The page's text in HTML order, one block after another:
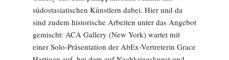
südostasiatischen Künstlern dabei. Hier und da
sind zudem historische Arbeiten unter das Angebot
gemischt: ACA Gallery (New York) wartet mit
einer Solo-Präsentation der AbEx-Vertreterin Grace